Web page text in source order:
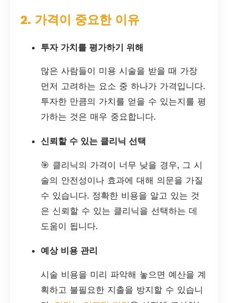
2. 가격이 중요한 이유
투자 가치를 평가하기 위해
많은 사람들이 미용 시술을 받을 때 가장
먼저 고려하는 요소 중 하나가 가격입니다.
투자한 만큼의 가치를 얻을 수 있는지를 평
가하는 것은 매우 중요합니다.
신뢰할 수 있는 클리닉 선택
🎯 클리닉의 가격이 너무 낮을 경우, 그 시
술의 안전성이나 효과에 대해 의문을 가질
수 있습니다. 정확한 비용을 알고 있는 것
은 신뢰할 수 있는 클리닉을 선택하는 데
도움이 됩니다.
예상 비용 관리
시술 비용을 미리 파악해 놓으면 예산을 계
획하고 불필요한 지출을 방지할 수 있습니